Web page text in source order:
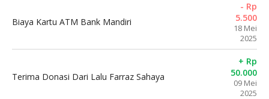
Biaya Kartu ATM Bank Mandiri
- Rp
5.500
18 Mei
2025
Terima Donasi Dari Lalu Farraz Sahaya
+ Rp
50.000
09 Mei
2025